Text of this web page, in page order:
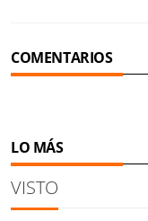
COMENTARIOS
LO MÁS
VISTO